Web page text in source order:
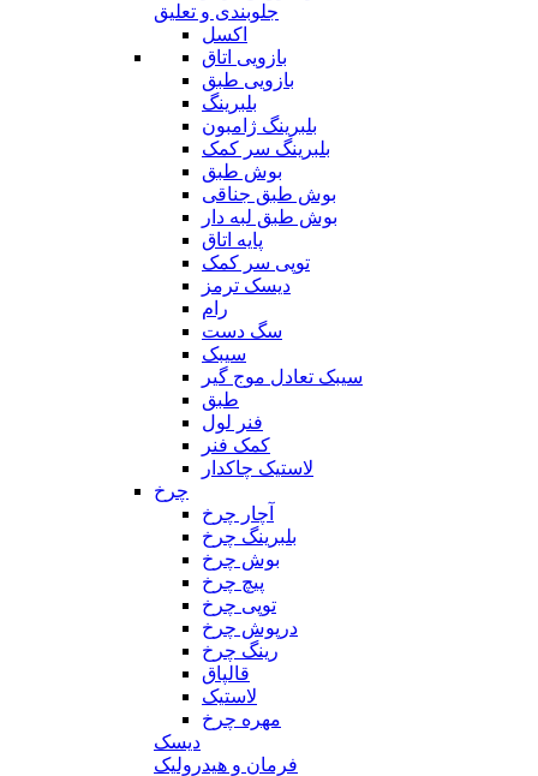
جلوبندی و تعلیق
اکسل
بازویی اتاق
بازویی طبق
بلبرینگ
بلبرینگ ژامبون
بلبرینگ سر کمک
بوش طبق
بوش طبق جناقی
بوش طبق لبه دار
پایه اتاق
توپی سر کمک
دیسک ترمز
رام
سگ دست
سیبک
سیبک تعادل موج گیر
طبق
فنر لول
کمک فنر
لاستیک چاکدار
چرخ
آچار چرخ
بلبرینگ چرخ
بوش چرخ
پیچ چرخ
توپی چرخ
درپوش چرخ
رینگ چرخ
قالپاق
لاستیک
مهره چرخ
دیسک
فرمان و هیدرولیک